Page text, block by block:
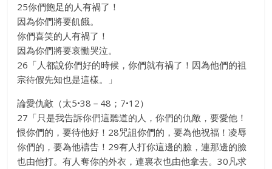
25你們飽足的人有禍了！
因為你們將要飢餓。
你們喜笑的人有禍了！
因為你們將要哀慟哭泣。
26「人都說你們好的時候，你們就有禍了！因為他們的祖
宗待假先知也是這樣。」
論愛仇敵（太5•38－48；7•12）
27「只是我告訴你們這聽道的人，你們的仇敵，要愛他！
恨你們的，要待他好！28咒詛你們的，要為他祝福！凌辱
你們的，要為他禱告！29有人打你這邊的臉，連那邊的臉
也由他打。有人奪你的外衣，連裏衣也由他拿去。30凡求